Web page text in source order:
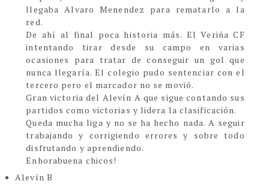
llegaba Alvaro Menendez para rematarlo a la
red.
De ahí al final poca historia más. El Veriña CF
intentando tirar desde su campo en varias
ocasiones para tratar de conseguir un gol que
nunca llegaría. El colegio pudo sentenciar con el
tercero pero el marcador no se movió.
Gran victoria del Alevín A que sigue contando sus
partidos como victorias y lidera la clasificación.
Queda mucha liga y no se ha hecho nada. A seguir
trabajando y corrigiendo errores y sobre todo
disfrutando y aprendiendo.
Enhorabuena chicos!
Alevín B